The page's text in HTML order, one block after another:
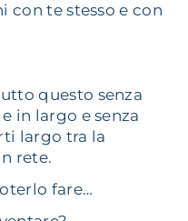
con te stesso e con
questo senza
in largo e senza
largo tra la
rete.
fare…